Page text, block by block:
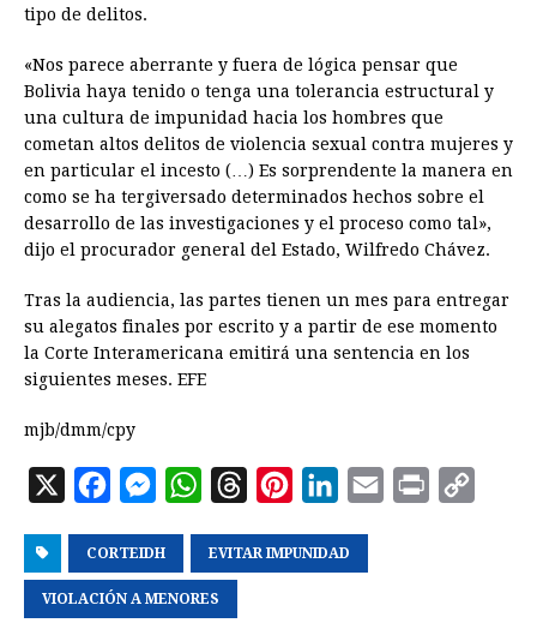
tipo de delitos.
«Nos parece aberrante y fuera de lógica pensar que
Bolivia haya tenido o tenga una tolerancia estructural y
una cultura de impunidad hacia los hombres que
cometan altos delitos de violencia sexual contra mujeres y
en particular el incesto (…) Es sorprendente la manera en
como se ha tergiversado determinados hechos sobre el
desarrollo de las investigaciones y el proceso como tal»,
dijo el procurador general del Estado, Wilfredo Chávez.
Tras la audiencia, las partes tienen un mes para entregar
su alegatos finales por escrito y a partir de ese momento
la Corte Interamericana emitirá una sentencia en los
siguientes meses. EFE
mjb/dmm/cpy
X
c
e
M
s
s
W
a
t
r
n
n
CORTEIDH EVITAR IMPUNIDAD
VIOLACIÓN A MENORES